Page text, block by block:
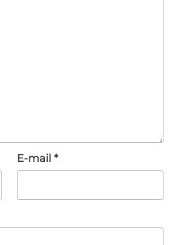
E-mail *